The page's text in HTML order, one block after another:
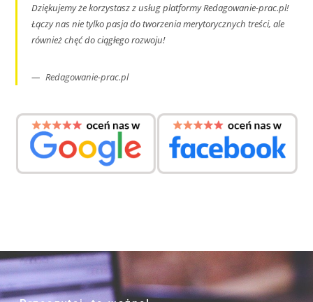
Dziękujemy że korzystasz z usług platformy Redagowanie-prac.pl!
Łączy nas nie tylko pasja do tworzenia merytorycznych treści, ale
również chęć do ciągłego rozwoju!
Redagowanie-prac.pl